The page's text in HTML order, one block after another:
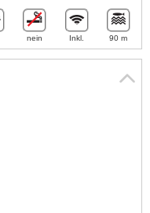
nein Inkl. 90 m